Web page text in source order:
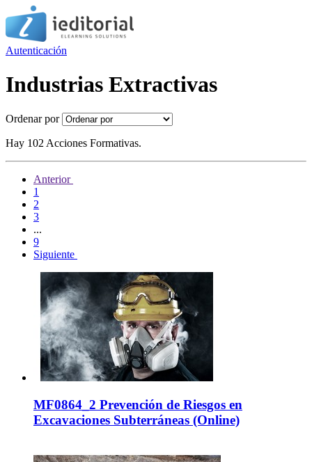
Autenticación
Industrias Extractivas
Ordenar por
Hay 102 Acciones Formativas.
Anterior
1
2
3
...
9
Siguiente
MF0864_2 Prevención de Riesgos en
Excavaciones Subterráneas (Online)